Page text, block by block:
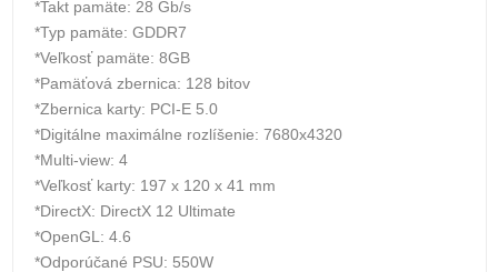
*Takt pamäte: 28 Gb/s
*Typ pamäte: GDDR7
*Veľkosť pamäte: 8GB
*Pamäťová zbernica: 128 bitov
*Zbernica karty: PCI-E 5.0
*Digitálne maximálne rozlíšenie: 7680x4320
*Multi-view: 4
*Veľkosť karty: 197 x 120 x 41 mm
*DirectX: DirectX 12 Ultimate
*OpenGL: 4.6
*Odporúčané PSU: 550W